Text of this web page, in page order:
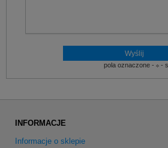
pola oznaczone - -
INFORMACJE
Informacje o sklepie